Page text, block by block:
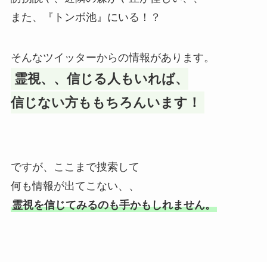
また、『トンボ池』にいる！？
そんなツイッターからの情報があります。
霊視、、信じる人もいれば、
信じない方ももちろんいます！
ですが、ここまで捜索して
何も情報が出てこない、、
霊視を信じてみるのも手かもしれません。